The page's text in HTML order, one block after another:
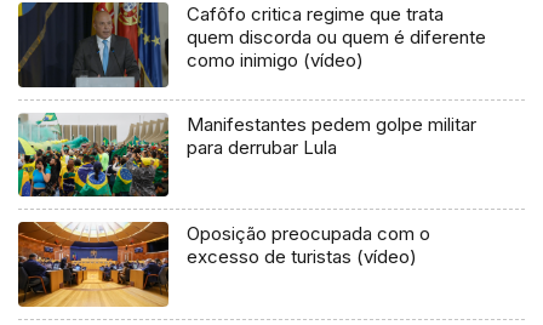
Cafôfo critica regime que trata
quem discorda ou quem é diferente
como inimigo (vídeo)
Manifestantes pedem golpe militar
para derrubar Lula
Oposição preocupada com o
excesso de turistas (vídeo)